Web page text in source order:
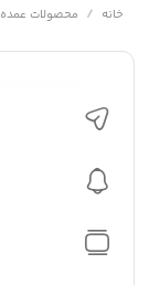
خانه / محصولات عمده